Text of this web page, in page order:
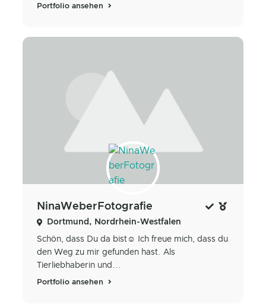
Portfolio ansehen
NinaWeberFotografie
Dortmund, Nordrhein-Westfalen
Schön, dass Du da bist☺️ Ich freue mich, dass du
den Weg zu mir gefunden hast. Als
Tierliebhaberin und...
Portfolio ansehen